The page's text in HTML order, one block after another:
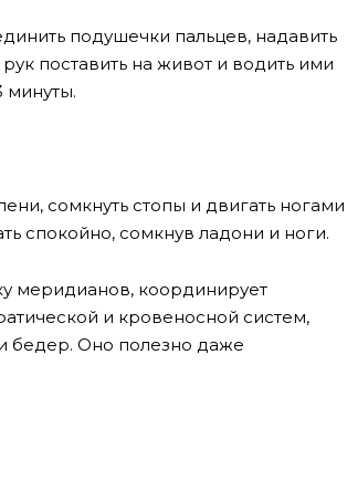
подушечки пальцев, надавить
поставить на живот и водить ими
минуты.
сомкнуть стопы и двигать ногами
спокойно, сомкнув ладони и ноги.
меридианов, координирует
и кровеносной систем,
бедер. Оно полезно даже